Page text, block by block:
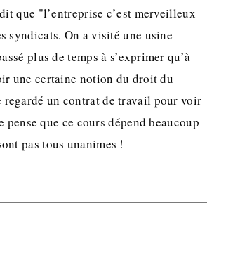
que "l’entreprise c’est merveilleux
syndicats. On a visité une usine
plus de temps à s’exprimer qu’à
une certaine notion du droit du
regardé un contrat de travail pour voir
que ce cours dépend beaucoup
pas tous unanimes !